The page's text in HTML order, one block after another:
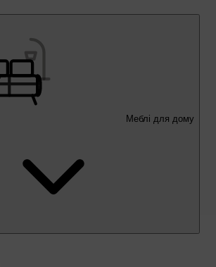
Меблі для дому